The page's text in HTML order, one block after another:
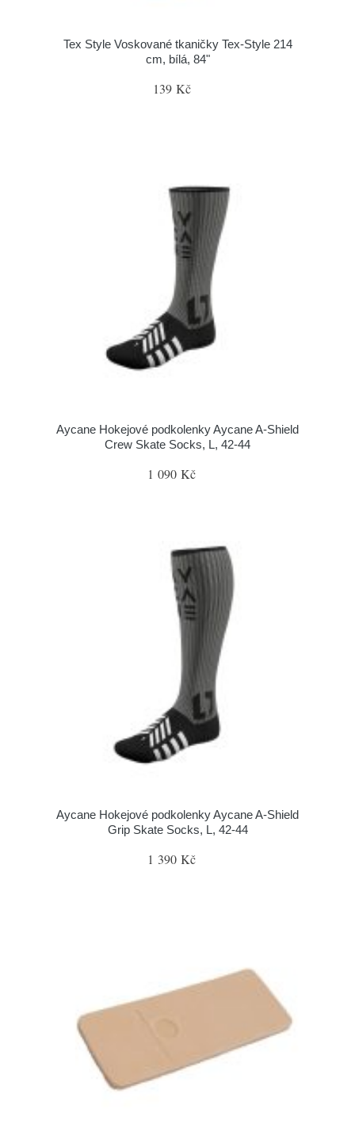
Tex Style Voskované tkaničky Tex-Style 214
cm, bílá, 84"
139 Kč
Aycane Hokejové podkolenky Aycane A-Shield
Crew Skate Socks, L, 42-44
1 090 Kč
Aycane Hokejové podkolenky Aycane A-Shield
Grip Skate Socks, L, 42-44
1 390 Kč